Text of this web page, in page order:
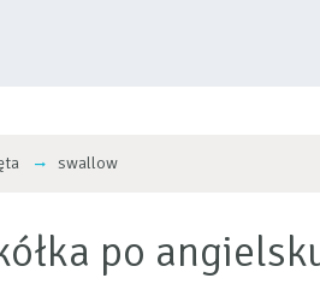
swallow
po